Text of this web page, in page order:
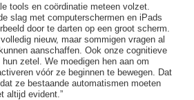
tools en coördinatie meteen volzet.
slag met computerschermen en iPads
door te darten op een groot scherm.
nieuw, maar sommigen vragen al
aanschaffen. Ook onze cognitieve
zetel. We moedigen hen aan om
vóór ze beginnen te bewegen. Dat
ze bestaande automatismen moeten
altijd evident.”